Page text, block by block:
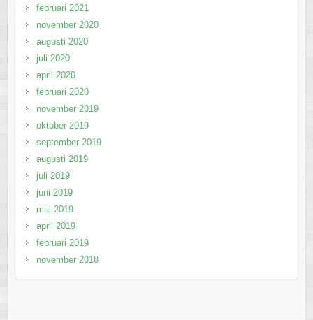
februari 2021
november 2020
augusti 2020
juli 2020
april 2020
februari 2020
november 2019
oktober 2019
september 2019
augusti 2019
juli 2019
juni 2019
maj 2019
april 2019
februari 2019
november 2018